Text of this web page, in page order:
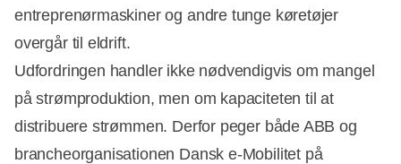
entreprenørmaskiner og andre tunge køretøjer
overgår til eldrift.
Udfordringen handler ikke nødvendigvis om mangel
på strømproduktion, men om kapaciteten til at
distribuere strømmen. Derfor peger både ABB og
brancheorganisationen Dansk e-Mobilitet på